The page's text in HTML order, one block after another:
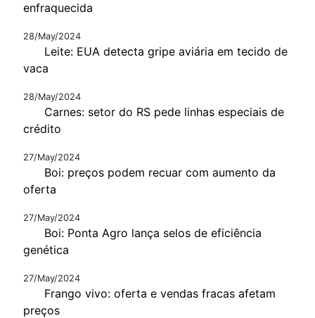
enfraquecida
28/May/2024
Leite: EUA detecta gripe aviária em tecido de
vaca
28/May/2024
Carnes: setor do RS pede linhas especiais de
crédito
27/May/2024
Boi: preços podem recuar com aumento da
oferta
27/May/2024
Boi: Ponta Agro lança selos de eficiência
genética
27/May/2024
Frango vivo: oferta e vendas fracas afetam
preços